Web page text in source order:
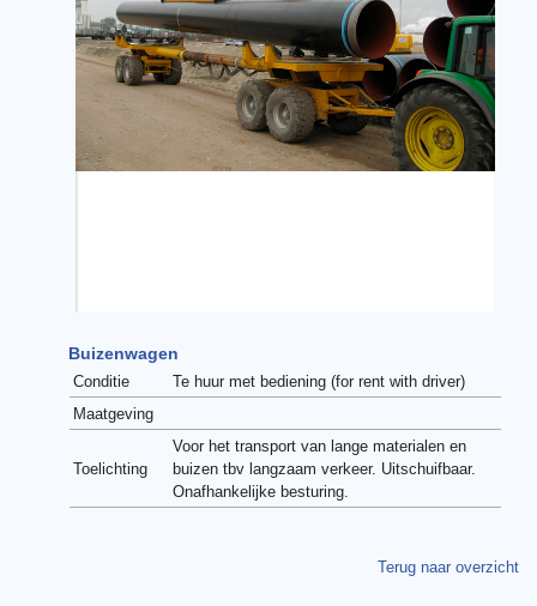
Buizenwagen
Conditie
Te huur met bediening (for rent with driver)
Maatgeving
Toelichting
Voor het transport van lange materialen en
buizen tbv langzaam verkeer. Uitschuifbaar.
Onafhankelijke besturing.
Terug naar overzicht